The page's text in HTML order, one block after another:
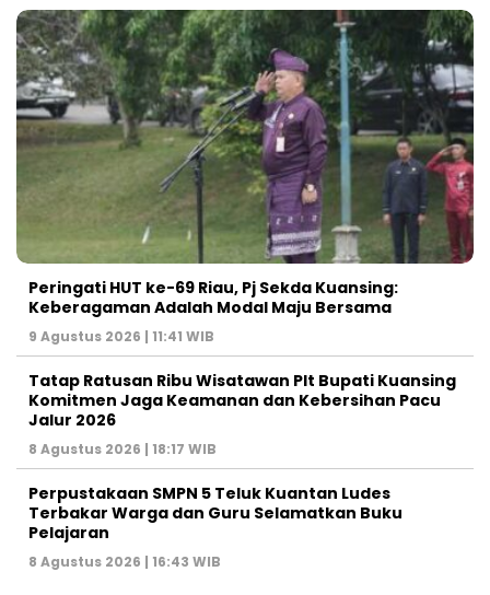
Peringati HUT ke-69 Riau, Pj Sekda Kuansing:
Keberagaman Adalah Modal Maju Bersama
9 Agustus 2026 | 11:41 WIB
Tatap Ratusan Ribu Wisatawan Plt Bupati Kuansing
Komitmen Jaga Keamanan dan Kebersihan Pacu
Jalur 2026
8 Agustus 2026 | 18:17 WIB
Perpustakaan SMPN 5 Teluk Kuantan Ludes
Terbakar Warga dan Guru Selamatkan Buku
Pelajaran
8 Agustus 2026 | 16:43 WIB